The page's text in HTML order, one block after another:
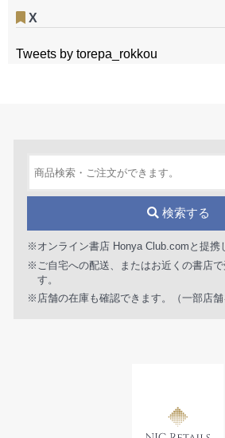
X
Tweets by torepa_rokkou
検索する
※オンライン書店 Honya Club.comと提携
※ご自宅への配送、またはお近くの書店で
す。
※店舗の在庫も確認できます。（一部店舗